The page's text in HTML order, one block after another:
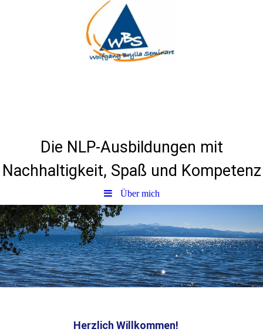
Die NLP-Ausbildungen mit
Nachhaltigkeit, Spaß und Kompetenz
Über mich
Herzlich Willkommen!